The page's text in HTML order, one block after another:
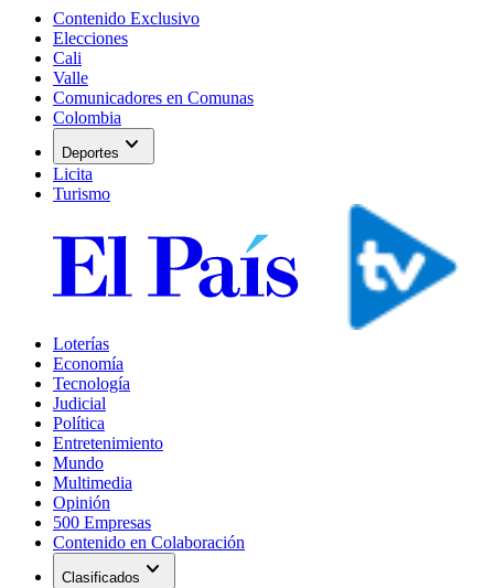
Contenido Exclusivo
Elecciones
Cali
Valle
Comunicadores en Comunas
Colombia
Deportes expand_more
Licita
Turismo
Loterías
Economía
Tecnología
Judicial
Política
Entretenimiento
Mundo
Multimedia
Opinión
500 Empresas
Contenido en Colaboración
Clasificados expand_more